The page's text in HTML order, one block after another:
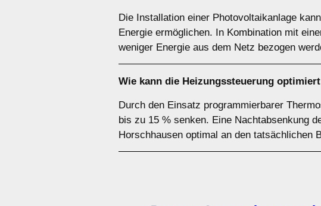
Die Installation einer Photovoltaikanlage
Energie ermöglichen. In Kombination mit
weniger Energie aus dem Netz bezogen
Wie kann die Heizungssteuerung
Durch den Einsatz programmierbarer
bis zu 15 % senken. Eine Nachtabsenkung
Horschhausen optimal an den tatsächlichen